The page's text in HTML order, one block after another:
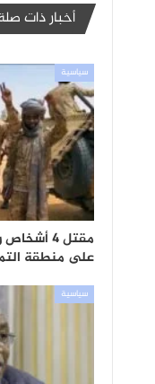
أخبار ذات
سياسية
مقتل 4
على منطقة
سياسية